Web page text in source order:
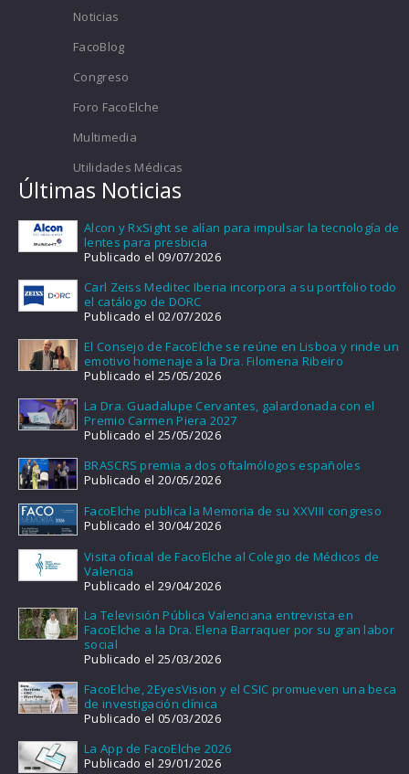
Noticias
FacoBlog
Congreso
Foro FacoElche
Multimedia
Utilidades Médicas
Últimas Noticias
Alcon y RxSight se alían para impulsar la tecnología de
lentes para presbicia
Publicado el 09/07/2026
Carl Zeiss Meditec Iberia incorpora a su portfolio todo
el catálogo de DORC
Publicado el 02/07/2026
El Consejo de FacoElche se reúne en Lisboa y rinde un
emotivo homenaje a la Dra. Filomena Ribeiro
Publicado el 25/05/2026
La Dra. Guadalupe Cervantes, galardonada con el
Premio Carmen Piera 2027
Publicado el 25/05/2026
BRASCRS premia a dos oftalmólogos españoles
Publicado el 20/05/2026
FacoElche publica la Memoria de su XXVIII congreso
Publicado el 30/04/2026
Visita oficial de FacoElche al Colegio de Médicos de
Valencia
Publicado el 29/04/2026
La Televisión Pública Valenciana entrevista en
FacoElche a la Dra. Elena Barraquer por su gran labor
social
Publicado el 25/03/2026
FacoElche, 2EyesVision y el CSIC promueven una beca
de investigación clínica
Publicado el 05/03/2026
La App de FacoElche 2026
Publicado el 29/01/2026